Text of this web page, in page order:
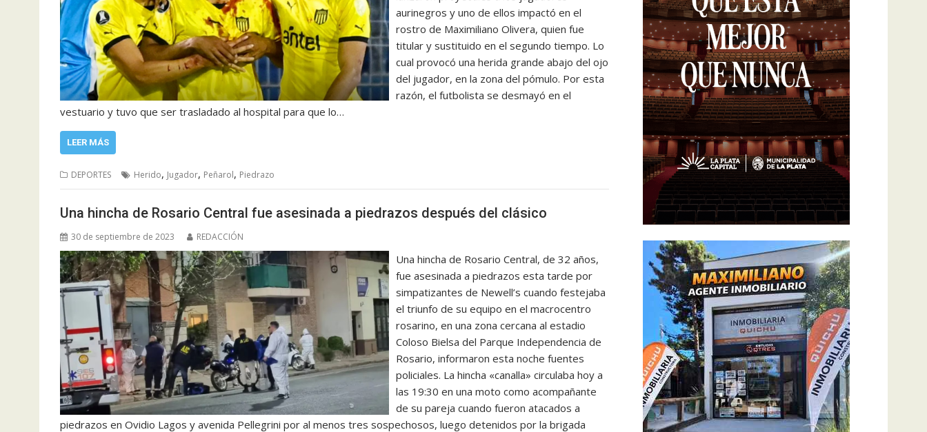
aurinegros y uno de ellos impactó en el
rostro de Maximiliano Olivera, quien fue
titular y sustituido en el segundo tiempo. Lo
cual provocó una herida grande abajo del ojo
del jugador, en la zona del pómulo. Por esta
razón, el futbolista se desmayó en el
vestuario y tuvo que ser trasladado al hospital para que lo…
LEER MÁS
DEPORTES Herido, Jugador, Peñarol, Piedrazo
Una hincha de Rosario Central fue asesinada a piedrazos después del clásico
30 de septiembre de 2023 REDACCIÓN
Una hincha de Rosario Central, de 32 años,
fue asesinada a piedrazos esta tarde por
simpatizantes de Newell’s cuando festejaba
el triunfo de su equipo en el macrocentro
rosarino, en una zona cercana al estadio
Coloso Bielsa del Parque Independencia de
Rosario, informaron esta noche fuentes
policiales. La hincha «canalla» circulaba hoy a
las 19:30 en una moto como acompañante
de su pareja cuando fueron atacados a
piedrazos en Ovidio Lagos y avenida Pellegrini por al menos tres sospechosos, luego detenidos por la brigada